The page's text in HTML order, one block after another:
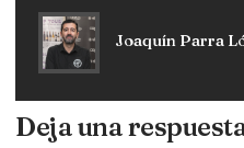
Joaquín Parra
Deja una